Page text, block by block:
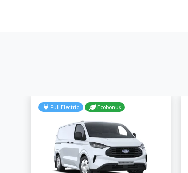
Full Electric Ecobonus